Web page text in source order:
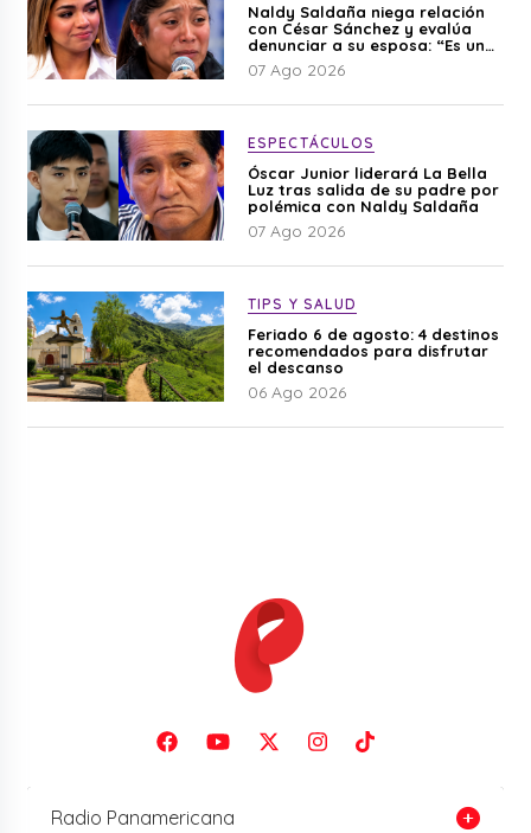
Naldy Saldaña niega relación
con César Sánchez y evalúa
denunciar a su esposa: “Es una
difamación”
07 Ago 2026
ESPECTÁCULOS
Óscar Junior liderará La Bella
Luz tras salida de su padre por
polémica con Naldy Saldaña
07 Ago 2026
TIPS Y SALUD
Feriado 6 de agosto: 4 destinos
recomendados para disfrutar
el descanso
06 Ago 2026
Radio Panamericana